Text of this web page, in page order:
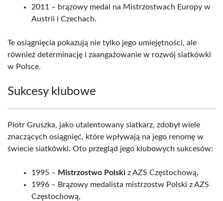
2011 – brązowy medal na Mistrzostwach Europy w
Austrii i Czechach.
Te osiągnięcia pokazują nie tylko jego umiejętności, ale
również determinację i zaangażowanie w rozwój siatkówki
w Polsce.
Sukcesy klubowe
Piotr Gruszka, jako utalentowany siatkarz, zdobył wiele
znaczących osiągnięć, które wpływają na jego renomę w
świecie siatkówki. Oto przegląd jego klubowych sukcesów:
1995 – Mistrzostwo Polski z AZS Częstochową,
1996 – Brązowy medalista mistrzostw Polski z AZS
Częstochową,